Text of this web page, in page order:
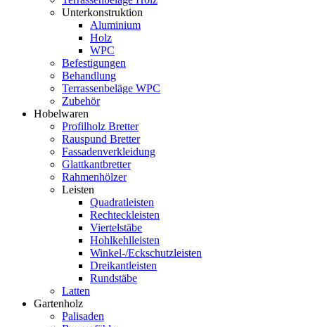
Unterkonstruktion
Aluminium
Holz
WPC
Befestigungen
Behandlung
Terrassenbeläge WPC
Zubehör
Hobelwaren
Profilholz Bretter
Rauspund Bretter
Fassadenverkleidung
Glattkantbretter
Rahmenhölzer
Leisten
Quadratleisten
Rechteckleisten
Viertelstäbe
Hohlkehlleisten
Winkel-/Eckschutzleisten
Dreikantleisten
Rundstäbe
Latten
Gartenholz
Palisaden